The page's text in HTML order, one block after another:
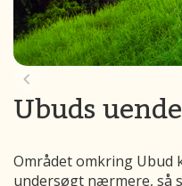
Ubuds
Området omkring Ubud
undersøgt nærmere, så